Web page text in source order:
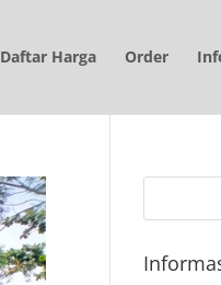
Daftar Harga Order